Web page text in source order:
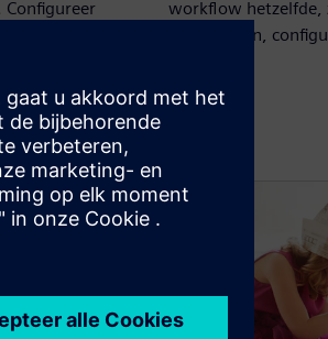
workflow hetzelfde,
kan plannen,